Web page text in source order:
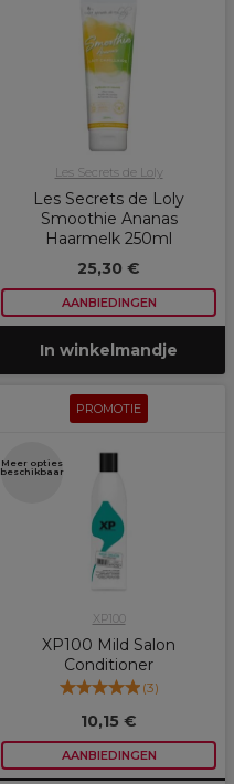
Les Secrets de Loly
Les Secrets de Loly
Smoothie Ananas
Haarmelk 250ml
25,30 €
AANBIEDINGEN
In winkelmandje
PROMOTIE
Meer opties
beschikbaar
XP100
XP100 Mild Salon
Conditioner
(3)
10,15 €
AANBIEDINGEN